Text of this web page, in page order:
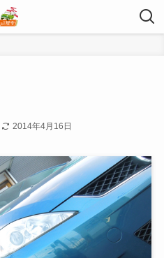
2014年4月16日